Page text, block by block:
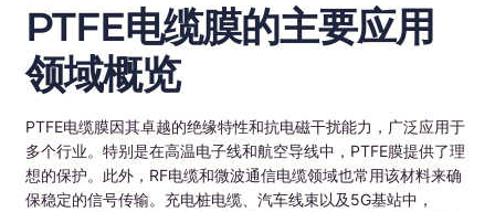
PTFE电缆膜的主要应用
领域概览
PTFE电缆膜因其卓越的绝缘特性和抗电磁干扰能力，广泛应用于
多个行业。特别是在高温电子线和航空导线中，PTFE膜提供了理
想的保护。此外，RF电缆和微波通信电缆领域也常用该材料来确
保稳定的信号传输。充电桩电缆、汽车线束以及5G基站中，